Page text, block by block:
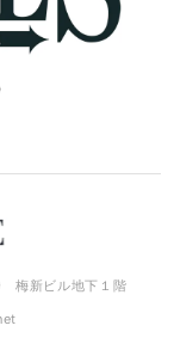
梅新ビル地下１階